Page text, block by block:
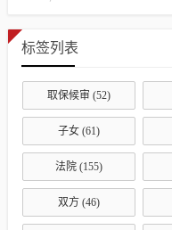
标签列表
取保候审 (52)
子女 (61)
法院 (155)
双方 (46)